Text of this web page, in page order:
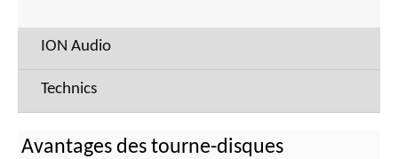
ION Audio
Technics
Avantages des tourne-disques